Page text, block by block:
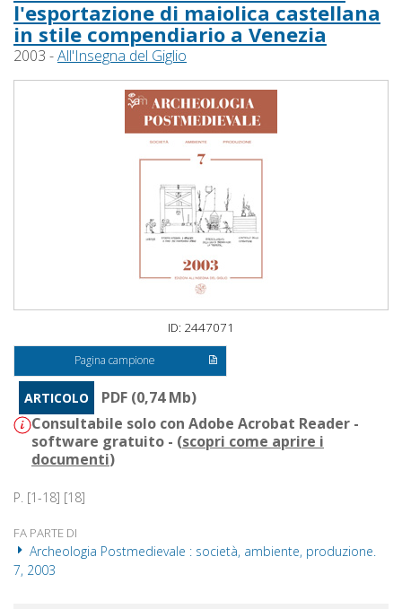
l'esportazione di maiolica castellana
in stile compendiario a Venezia
2003 -All'Insegna del Giglio
ID: 2447071
Pagina campione
ARTICOLO
PDF (0,74 Mb)
Consultabile solo con Adobe Acrobat Reader -
software gratuito - (scopri come aprire i
documenti)
P. [1-18] [18]
FA PARTE DI
Archeologia Postmedievale : società, ambiente, produzione.
7, 2003